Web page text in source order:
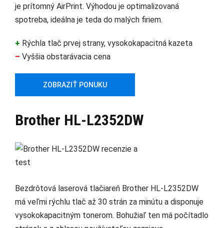
je prítomný AirPrint. Výhodou je optimalizovaná
spotreba, ideálna je teda do malých firiem.
+ Rýchla tlač prvej strany, vysokokapacitná kazeta
– Vyššia obstarávacia cena
ZOBRAZIŤ PONUKU
Brother HL-L2352DW
Bezdrôtová laserová tlačiareň Brother HL-L2352DW
má veľmi rýchlu tlač až 30 strán za minútu a disponuje
vysokokapacitným tonerom. Bohužiaľ ten má počítadlo